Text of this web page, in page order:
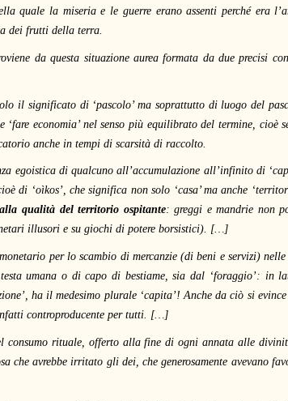
quale la miseria e le guerre erano assenti perché era
dei frutti della terra.
da questa situazione aurea formata da due precisi
il significato di ‘pascolo’ ma soprattutto di luogo del
‘fare economia’ nel senso più equilibrato del termine, cioè
anche in tempi di scarsità di raccolto.
egoistica di qualcuno all’accumulazione all’infinito di
di ‘oìkos’, che significa non solo ‘casa’ ma anche
qualità del territorio ospitante: greggi e mandrie non
illusori e su giochi di potere borsistici). […]
per lo scambio di mercanzie (di beni e servizi)
umana o di capo di bestiame, sia dal ‘foraggio’: in
ha il medesimo plurale ‘capita’! Anche da ciò si
infatti controproducente per tutti. […]
consumo rituale, offerto alla fine di ogni annata alle
che avrebbe irritato gli dei, che generosamente avevano